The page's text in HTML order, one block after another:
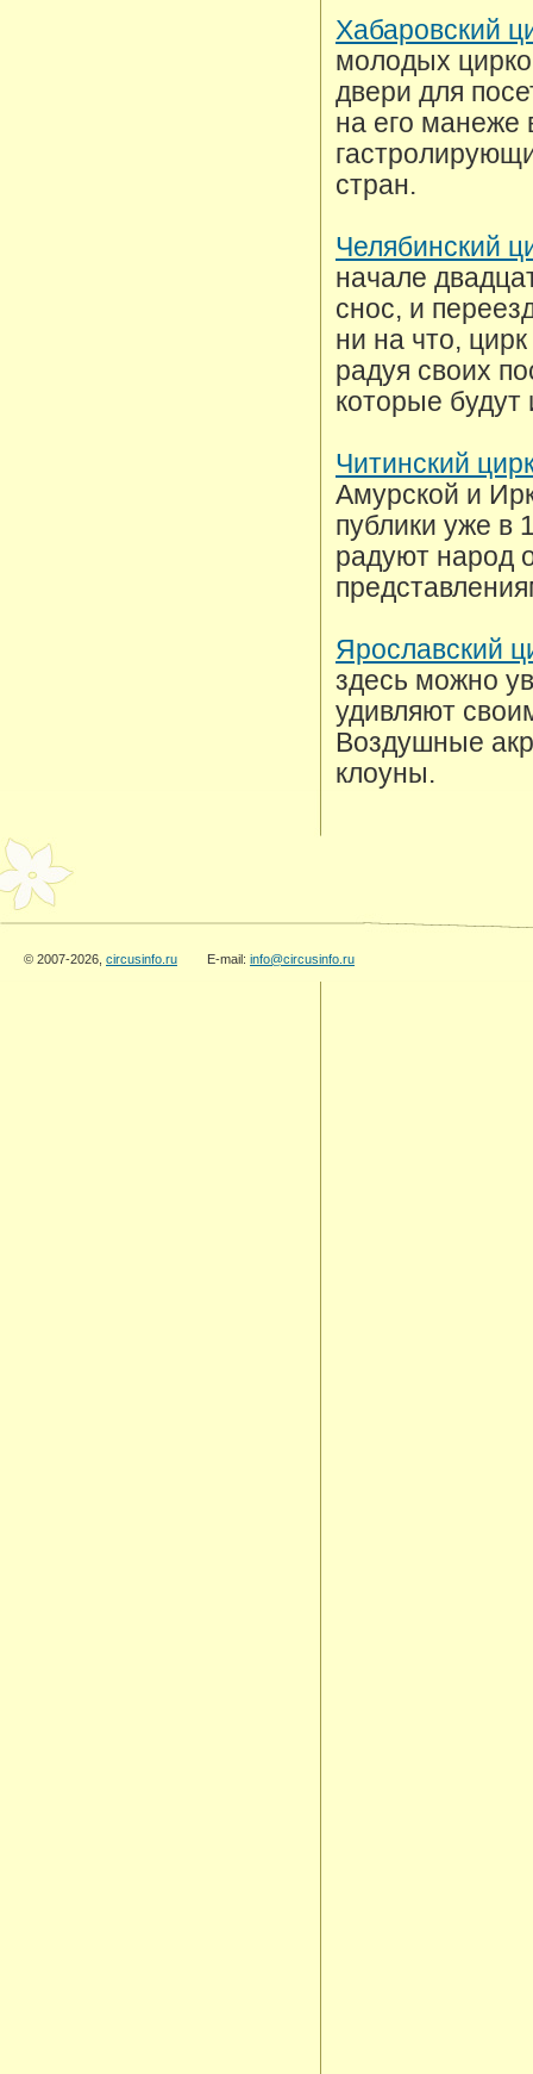
Хабаровский
молодых
двери для
на его манеже
стран.
Челябинский
начале
снос, и
ни на что,
радуя своих
которые
Читинский
Амурской и
публики уже в
радуют народ
Ярославский
здесь можно
удивляют
Воздушные
клоуны.
© 2007-2026, circusinfo.ru E-mail: info@circusinfo.ru